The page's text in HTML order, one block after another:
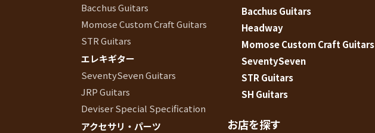
Bacchus Guitars
Momose Custom Craft Guitars
STR Guitars
エレキギター
SeventySeven Guitars
JRP Guitars
Deviser Special Specification
アクセサリ・パーツ
Bacchus Guitars
Headway
Momose Custom Craft Guitars
SeventySeven
STR Guitars
SH Guitars
お店を探す